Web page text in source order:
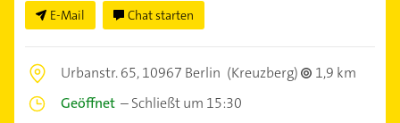
E-Mail Chat starten
Urbanstr. 65,10967 Berlin (Kreuzberg)
1,9 km
Geöffnet –Schließt um 15:30